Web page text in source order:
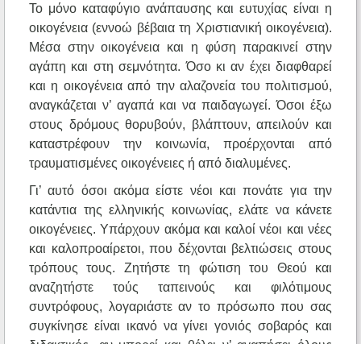
Το μόνο καταφύγιο ανάπαυσης και ευτυχίας είναι η
οικογένεια (εννοώ βέβαια τη Χριστιανική οικογένεια).
Μέσα στην οικογένεια και η φύση παρακινεί στην
αγάπη και στη σεμνότητα. Όσο κι αν έχει διαφθαρεί
και η οικογένεια από την αλαζονεία του πολιτισμού,
αναγκάζεται ν’ αγαπά και να παιδαγωγεί. Όσοι έξω
στους δρόμους θορυβούν, βλάπτουν, απειλούν και
καταστρέφουν την κοινωνία, προέρχονται από
τραυματισμένες οικογένειες ή από διαλυμένες.
Γι’ αυτό όσοι ακόμα είστε νέοι και πονάτε για την
κατάντια της ελληνικής κοινωνίας, ελάτε να κάνετε
οικογένειες. Υπάρχουν ακόμα και καλοί νέοι και νέες
και καλοπροαίρετοι, που δέχονται βελτιώσεις στους
τρόπους τους. Ζητήστε τη φώτιση του Θεού και
αναζητήστε τούς ταπεινούς και φιλότιμους
συντρόφους, λογαριάστε αν το πρόσωπο που σας
συγκίνησε είναι ικανό να γίνει γονιός σοβαρός και